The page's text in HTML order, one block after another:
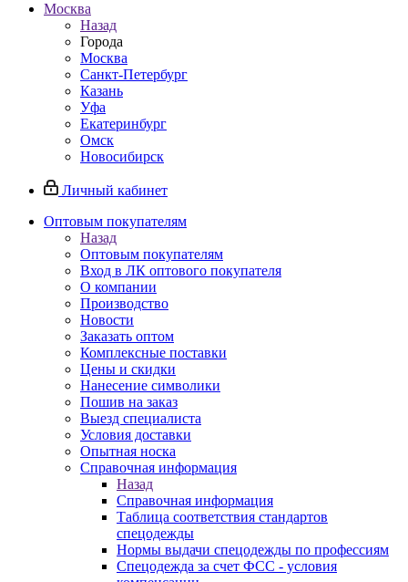
Москва
Назад
Города
Москва
Санкт-Петербург
Казань
Уфа
Екатеринбург
Омск
Новосибирск
Личный кабинет
Оптовым покупателям
Назад
Оптовым покупателям
Вход в ЛК оптового покупателя
О компании
Производство
Новости
Заказать оптом
Комплексные поставки
Цены и скидки
Нанесение символики
Пошив на заказ
Выезд специалиста
Условия доставки
Опытная носка
Справочная информация
Назад
Справочная информация
Таблица соответствия стандартов
спецодежды
Нормы выдачи спецодежды по профессиям
Спецодежда за счет ФСС - условия